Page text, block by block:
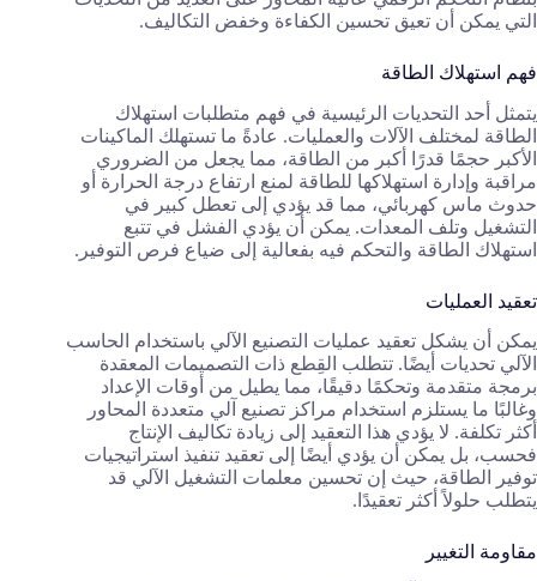
التي يمكن أن تعيق تحسين الكفاءة وخفض التكاليف.
فهم استهلاك الطاقة
يتمثل أحد التحديات الرئيسية في فهم متطلبات استهلاك
الطاقة لمختلف الآلات والعمليات. عادةً ما تستهلك الماكينات
الأكبر حجمًا قدرًا أكبر من الطاقة، مما يجعل من الضروري
مراقبة وإدارة استهلاكها للطاقة لمنع ارتفاع درجة الحرارة أو
حدوث ماس كهربائي، مما قد يؤدي إلى تعطل كبير في
التشغيل وتلف المعدات. يمكن أن يؤدي الفشل في تتبع
استهلاك الطاقة والتحكم فيه بفعالية إلى ضياع فرص التوفير.
تعقيد العمليات
يمكن أن يشكل تعقيد عمليات التصنيع الآلي باستخدام الحاسب
الآلي تحديات أيضًا. تتطلب القِطع ذات التصميمات المعقدة
برمجة متقدمة وتحكمًا دقيقًا، مما يطيل من أوقات الإعداد
وغالبًا ما يستلزم استخدام مراكز تصنيع آلي متعددة المحاور
أكثر تكلفة. لا يؤدي هذا التعقيد إلى زيادة تكاليف الإنتاج
فحسب، بل يمكن أن يؤدي أيضًا إلى تعقيد تنفيذ استراتيجيات
توفير الطاقة، حيث إن تحسين معلمات التشغيل الآلي قد
يتطلب حلولاً أكثر تعقيدًا.
مقاومة التغيير